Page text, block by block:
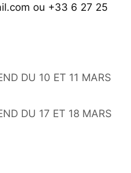
ou +33 6 27 25
DU 10 ET 11 MARS
DU 17 ET 18 MARS